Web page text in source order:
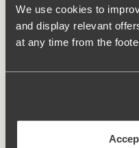
We use cookies to
and display relevant
at any time from the
1–2 grader.
Mjuk och skön känsla
Innertrosa fram mellan
Bomullsfodrad gren.
81% polyamid,